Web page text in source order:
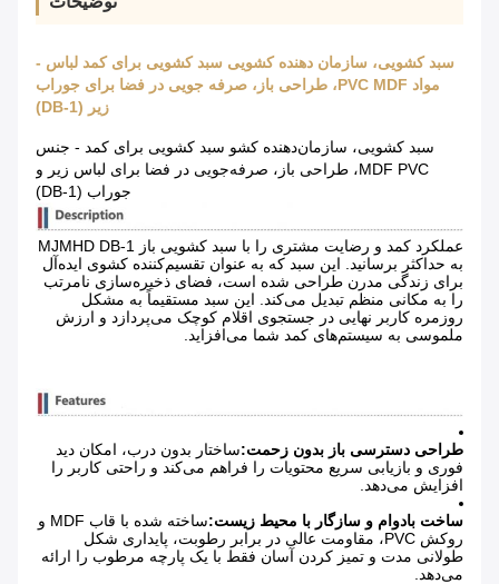
سبد کشویی، سازمان دهنده کشویی سبد کشویی برای کمد لباس -
مواد PVC MDF، طراحی باز، صرفه جویی در فضا برای جوراب
زیر (DB-1)
سبد کشویی، سازمان‌دهنده کشو سبد کشویی برای کمد - جنس
MDF PVC، طراحی باز، صرفه‌جویی در فضا برای لباس زیر و
جوراب (DB-1)
عملکرد کمد و رضایت مشتری را با سبد کشویی باز MJMHD DB-1
به حداکثر برسانید. این سبد که به عنوان تقسیم‌کننده کشوی ایده‌آل
برای زندگی مدرن طراحی شده است، فضای ذخیره‌سازی نامرتب
را به مکانی منظم تبدیل می‌کند. این سبد مستقیماً به مشکل
روزمره کاربر نهایی در جستجوی اقلام کوچک می‌پردازد و ارزش
ملموسی به سیستم‌های کمد شما می‌افزاید.
طراحی دسترسی باز بدون زحمت:ساختار بدون درب، امکان دید
فوری و بازیابی سریع محتویات را فراهم می‌کند و راحتی کاربر را
افزایش می‌دهد.
ساخت بادوام و سازگار با محیط زیست:
ساخته شده با قاب MDF و
روکش PVC، مقاومت عالی در برابر رطوبت، پایداری شکل
طولانی مدت و تمیز کردن آسان فقط با یک پارچه مرطوب را ارائه
می‌دهد.